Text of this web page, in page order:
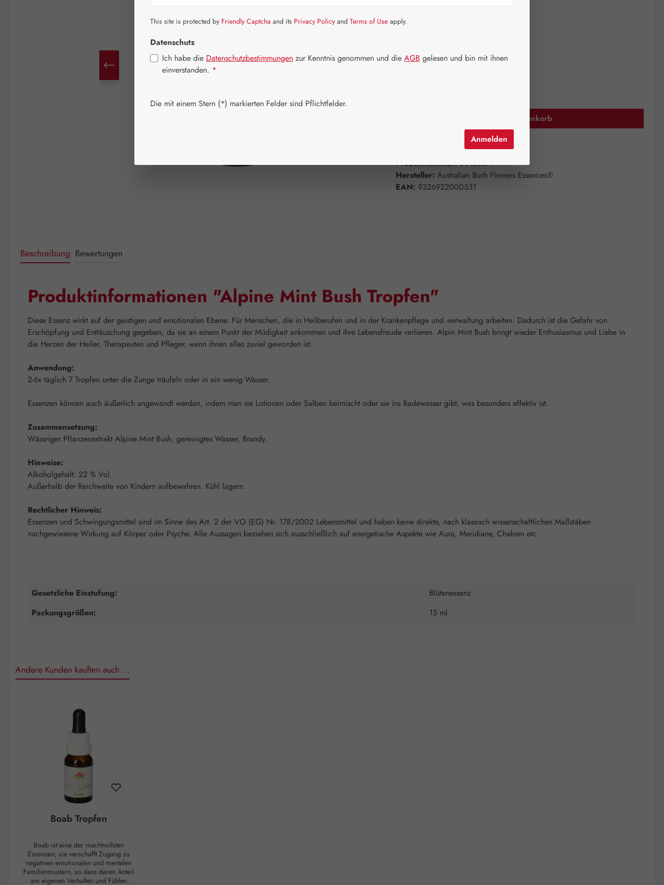
Artikel auf Lager.
In den Warenkorb
Zum Merkzettel hinzufügen
Produktnummer:06126274
Hersteller: Australian Bush Flowers Essences®
EAN: 9326922000531
Beschreibung Bewertungen
Produktinformationen "Alpine Mint Bush Tropfen"
Diese Essenz wirkt auf der geistigen und emotionalen Ebene. Für Menschen, die in Heilberufen und in der Krankenpflege und -verwaltung arbeiten. Dadurch ist die Gefahr von
Erschöpfung und Enttäuschung gegeben, da sie an einem Punkt der Müdigkeit ankommen und ihre Lebensfreude verlieren. Alpin Mint Bush bringt wieder Enthusiasmus und Liebe in
die Herzen der Heiler, Therapeuten und Pfleger, wenn ihnen alles zuviel geworden ist.
Anwendung:
2-6x täglich 7 Tropfen unter die Zunge träufeln oder in ein wenig Wasser.
Essenzen können auch äußerlich angewandt werden, indem man sie Lotionen oder Salben beimischt oder sie ins Badewasser gibt, was besonders effektiv ist.
Zusammensetzung:
Wässriger Pflanzenextrakt Alpine Mint Bush, gereinigtes Wasser, Brandy.
Hinweise:
Alkoholgehalt: 22 % Vol.
Außerhalb der Reichweite von Kindern aufbewahren. Kühl lagern.
Rechtlicher Hinweis:
Essenzen und Schwingungsmittel sind im Sinne des Art. 2 der VO (EG) Nr. 178/2002 Lebensmittel und haben keine direkte, nach klassisch wissenschaftlichen Maßstäben
nachgewiesene Wirkung auf Körper oder Psyche. Alle Aussagen beziehen sich ausschließlich auf energetische Aspekte wie Aura, Meridiane, Chakren etc.
Gesetzliche Einstufung:
Blütenessenz
Packungsgrößen:
15 ml
Andere Kunden kauften auch …
Boab Tropfen
Boab ist eine der machtvollsten
Essenzen; sie verschafft Zugang zu
negativen emotionalen und mentalen
Familienmustern, so dass deren Anteil
am eigenen Verhalten und Fühlen
This site is protected by Friendly Captcha and its Privacy Policy and Terms of Use apply.
Datenschutz
Ich habe die Datenschutzbestimmungen zur Kenntnis genommen und die AGB gelesen und bin mit ihnen
einverstanden. *
Die mit einem Stern (*) markierten Felder sind Pflichtfelder.
Anmelden